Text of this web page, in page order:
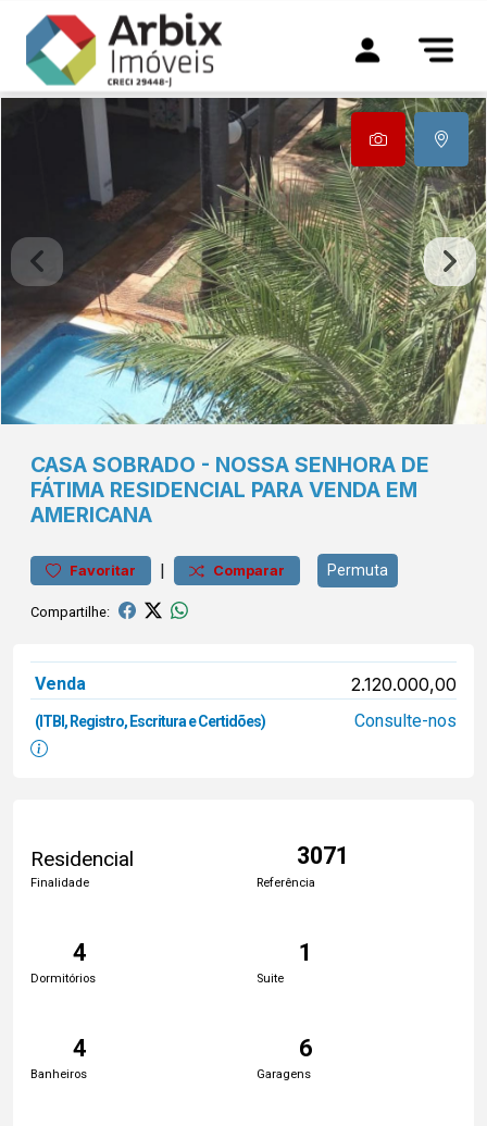
CASA SOBRADO - NOSSA SENHORA DE
FÁTIMA RESIDENCIAL PARA VENDA EM
AMERICANA
Favoritar | Comparar Permuta
Compartilhe:
Venda 2.120.000,00
(ITBI, Registro, Escritura e Certidões) Consulte-nos
Residencial
Finalidade
3071
Referência
4
Dormitórios
1
Suite
4
Banheiros
6
Garagens